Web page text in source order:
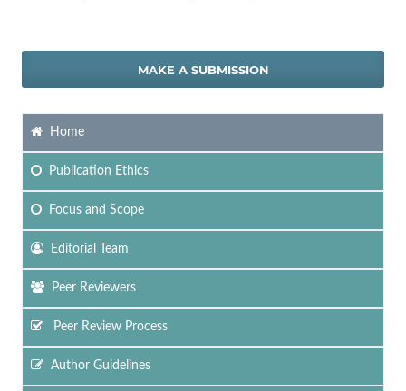
MAKE A SUBMISSION
Home
Publication Ethics
Focusand Scope
Editorial Team
Peer Reviewers
Peer Review Process
Author Guidelines